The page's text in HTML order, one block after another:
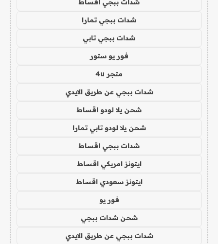
شدات ببجي تمارا
شدات ببجي تابي
فور يو ستور
متجر 4u
شدات ببجي عن طريق الايدي
شحن يلا لودو اقساط
شحن يلا لودو تابي تمارا
شدات ببجي اقساط
ايتونز امريكي اقساط
ايتونز سعودي اقساط
فور يو
شحن شدات ببجي
شدات ببجي عن طريق الايدي